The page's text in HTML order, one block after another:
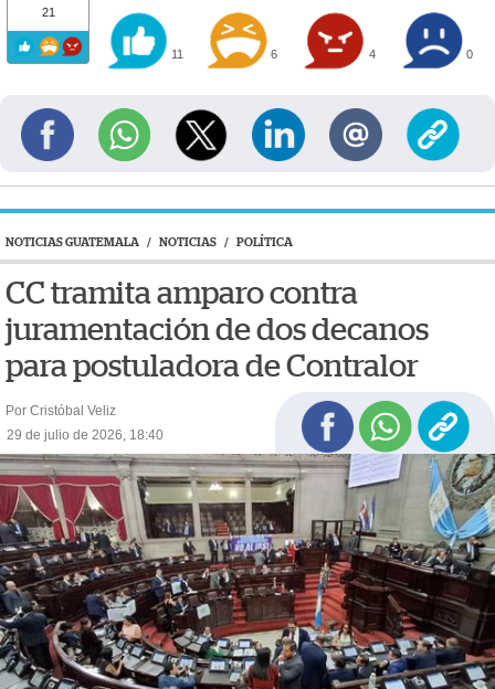
21
11 6 4 0
NOTICIAS GUATEMALA / NOTICIAS / POLÍTICA
CC tramita amparo contra
juramentación de dos decanos
para postuladora de Contralor
Por Cristóbal Veliz
29 de julio de 2026, 18:40